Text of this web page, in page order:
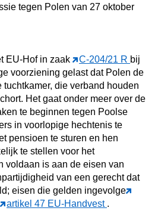
tegen Polen van 27 oktober
EU-Hof in zaak
C-204/21 R bij
voorziening gelast dat Polen de
die verband houden
Het gaat onder meer over de
te beginnen tegen Poolse
in voorlopige hechtenis te
pensioen te sturen en hen
te stellen voor het
voldaan is aan de eisen van
van een gerecht dat
eisen die gelden ingevolge
artikel 47 EU-Handvest .